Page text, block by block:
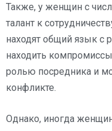
Также, у женщин с
талант к
находят общий язык
находить
ролью посредника и
конфликте.
Однако, иногда